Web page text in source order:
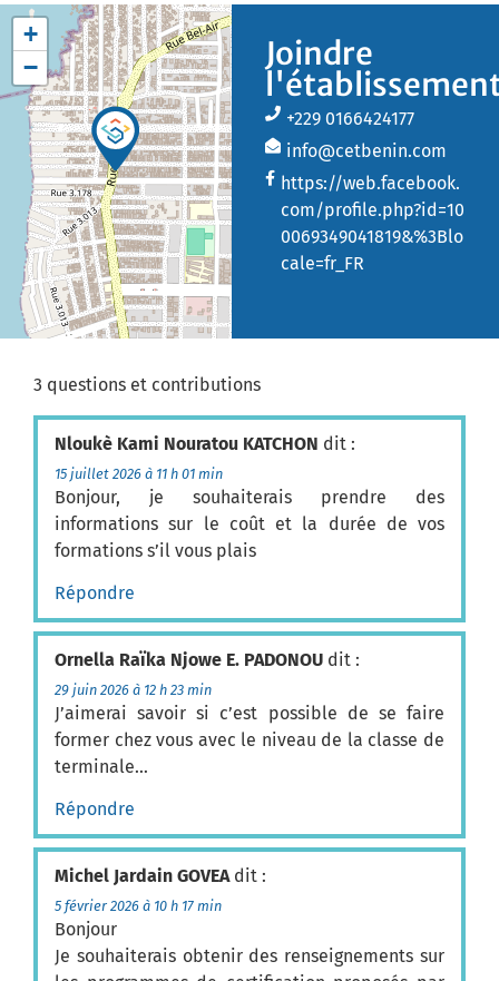
+
−
Joindre
+229 0166424177
info@cetbenin.com
https://web.facebook.
com/profile.php?id=10
0069349041819&%3Blo
cale=fr_FR
3 questions et contributions
Nloukè Kami Nouratou KATCHON dit :
15 juillet 2026 à 11 h 01 min
Bonjour, je souhaiterais prendre des
informations sur le coût et la durée de vos
formations s’il vous plais
Répondre
Ornella Raïka Njowe E. PADONOU dit :
29 juin 2026 à 12 h 23 min
J’aimerai savoir si c’est possible de se faire
former chez vous avec le niveau de la classe de
terminale…
Répondre
Michel Jardain GOVEA dit :
5 février 2026 à 10 h 17 min
Bonjour
Je souhaiterais obtenir des renseignements sur